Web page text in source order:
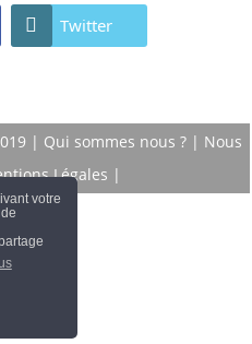
votre
 Twitter
| Qui sommes nous ? | Nous
Légales |